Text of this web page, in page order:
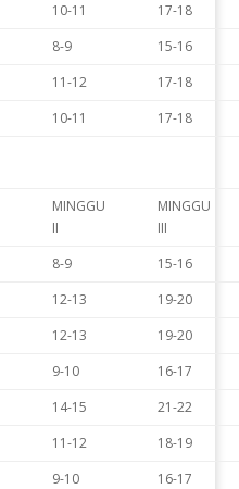
10-11
17-18
8-9
15-16
11-12
17-18
10-11 17-18
MINGGU
II
MINGGU
III
8-9
15-16
12-13
19-20
12-13
19-20
9-10
16-17
14-15
21-22
11-12
18-19
9-10
16-17